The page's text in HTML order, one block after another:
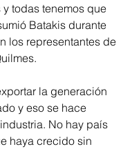
todas tenemos que
Batakis durante
los representantes de
la generación
y eso se hace
No hay país
haya crecido sin